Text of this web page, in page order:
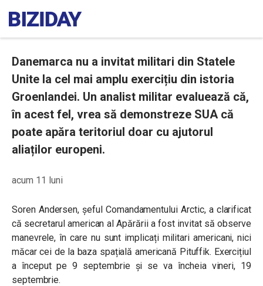
Danemarca nu a invitat militari din Statele
Unite la cel mai amplu exercițiu din istoria
Groenlandei. Un analist militar evaluează că,
în acest fel, vrea să demonstreze SUA că
poate apăra teritoriul doar cu ajutorul
aliaților europeni.
acum 11 luni
Soren Andersen, șeful Comandamentului Arctic, a clarificat
că secretarul american al Apărării a fost invitat să observe
manevrele, în care nu sunt implicați militari americani, nici
măcar cei de la baza spațială americană Pituffik. Exercițiul
a început pe 9 septembrie și se va încheia vineri, 19
septembrie.